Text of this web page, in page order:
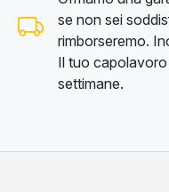
se non sei
rimborseremo.
Il tuo
settimane.